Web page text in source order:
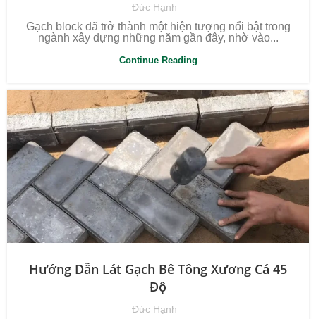
Đức Hạnh
Gạch block đã trở thành một hiện tượng nổi bật trong
ngành xây dựng những năm gần đây, nhờ vào...
Continue Reading
Hướng Dẫn Lát Gạch Bê Tông Xương Cá 45
Độ
Đức Hạnh